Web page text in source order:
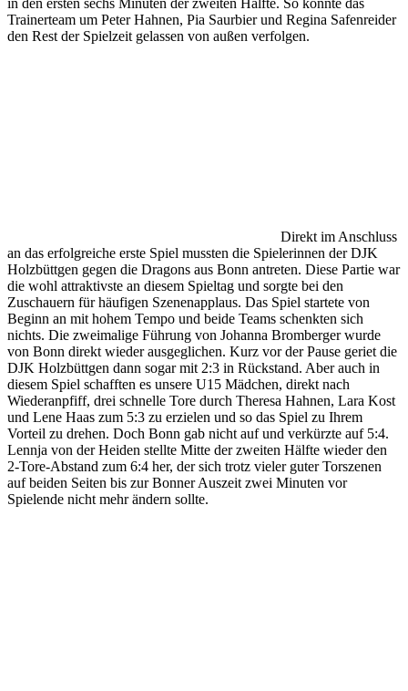
in den ersten sechs Minuten der zweiten Hälfte. So konnte das
Trainerteam um Peter Hahnen, Pia Saurbier und Regina Safenreider
den Rest der Spielzeit gelassen von außen verfolgen.
Direkt im Anschluss
an das erfolgreiche erste Spiel mussten die Spielerinnen der DJK
Holzbüttgen gegen die Dragons aus Bonn antreten. Diese Partie war
die wohl attraktivste an diesem Spieltag und sorgte bei den
Zuschauern für häufigen Szenenapplaus. Das Spiel startete von
Beginn an mit hohem Tempo und beide Teams schenkten sich
nichts. Die zweimalige Führung von Johanna Bromberger wurde
von Bonn direkt wieder ausgeglichen. Kurz vor der Pause geriet die
DJK Holzbüttgen dann sogar mit 2:3 in Rückstand. Aber auch in
diesem Spiel schafften es unsere U15 Mädchen, direkt nach
Wiederanpfiff, drei schnelle Tore durch Theresa Hahnen, Lara Kost
und Lene Haas zum 5:3 zu erzielen und so das Spiel zu Ihrem
Vorteil zu drehen. Doch Bonn gab nicht auf und verkürzte auf 5:4.
Lennja von der Heiden stellte Mitte der zweiten Hälfte wieder den
2-Tore-Abstand zum 6:4 her, der sich trotz vieler guter Torszenen
auf beiden Seiten bis zur Bonner Auszeit zwei Minuten vor
Spielende nicht mehr ändern sollte.